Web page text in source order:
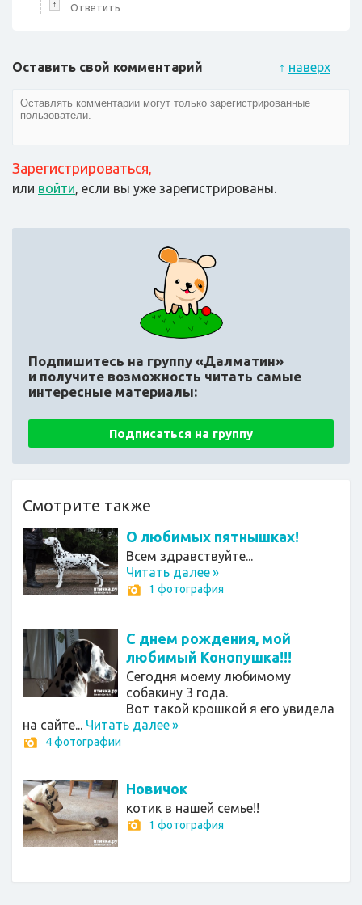
↑ Ответить
↑ наверх
Оставить свой комментарий
Зарегистрироваться,
или войти, если вы уже зарегистрированы.
Подпишитесь на группу «Далматин»
и получите возможность читать самые
интересные материалы:
Подписаться на группу
Смотрите также
О любимых пятнышках!
Всем здравствуйте...
Читать далее»
1 фотография
С днем рождения, мой
любимый Конопушка!!!
Сегодня моему любимому
собакину 3 года.
Вот такой крошкой я его увидела
на сайте... Читать далее»
4 фотографии
Новичок
котик в нашей семье!!
1 фотография